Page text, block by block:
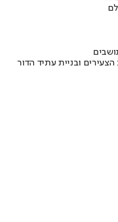
ובניית עתיד הדור